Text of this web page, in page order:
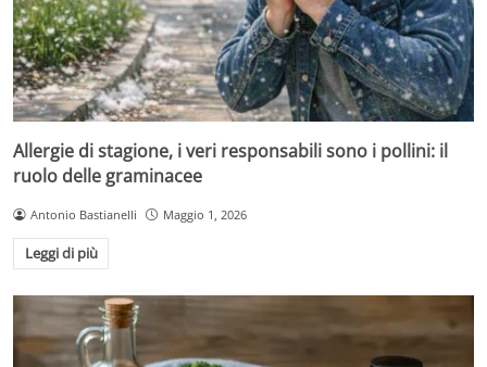
Allergie di stagione, i veri responsabili sono i pollini: il
ruolo delle graminacee
Antonio Bastianelli Maggio 1, 2026
Leggi di più